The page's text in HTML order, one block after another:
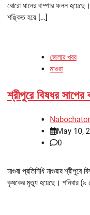
বোরো ধানের বাম্পার ফলন
শঙ্কিত হয়ে […]
জেলার খবর
মাগুরা
শ্রীপুরে বিষধর
May 10,
0
মাগুরা প্রতিনিধি মাগুরার
কৃষকের মৃত্যু হয়েছে। শনিবার (৯